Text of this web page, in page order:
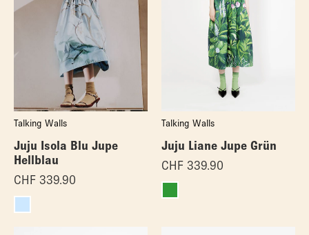
Talking Walls
Juju Isola Blu Jupe
Hellblau
CHF 339.90
Talking Walls
Juju Liane Jupe Grün
CHF 339.90